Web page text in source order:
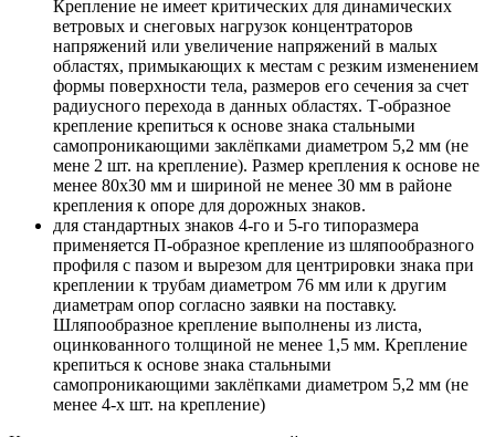
Крепление не имеет критических для динамических
ветровых и снеговых нагрузок концентраторов
напряжений или увеличение напряжений в малых
областях, примыкающих к местам с резким изменением
формы поверхности тела, размеров его сечения за счет
радиусного перехода в данных областях. Т-образное
крепление крепиться к основе знака стальными
самопроникающими заклёпками диаметром 5,2 мм (не
мене 2 шт. на крепление). Размер крепления к основе не
менее 80х30 мм и шириной не менее 30 мм в районе
крепления к опоре для дорожных знаков.
для стандартных знаков 4-го и 5-го типоразмера
применяется П-образное крепление из шляпообразного
профиля с пазом и вырезом для центрировки знака при
креплении к трубам диаметром 76 мм или к другим
диаметрам опор согласно заявки на поставку.
Шляпообразное крепление выполнены из листа,
оцинкованного толщиной не менее 1,5 мм. Крепление
крепиться к основе знака стальными
самопроникающими заклёпками диаметром 5,2 мм (не
менее 4-х шт. на крепление)